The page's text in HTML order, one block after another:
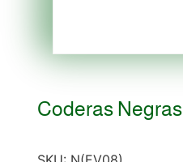
Coderas Negras